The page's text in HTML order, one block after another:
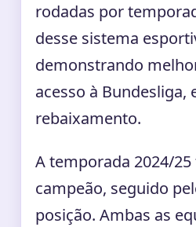
rodadas por
desse sistema
demonstrando
acesso à
rebaixamento.
A temporada 2024/
campeão, seguido
posição. Ambas as